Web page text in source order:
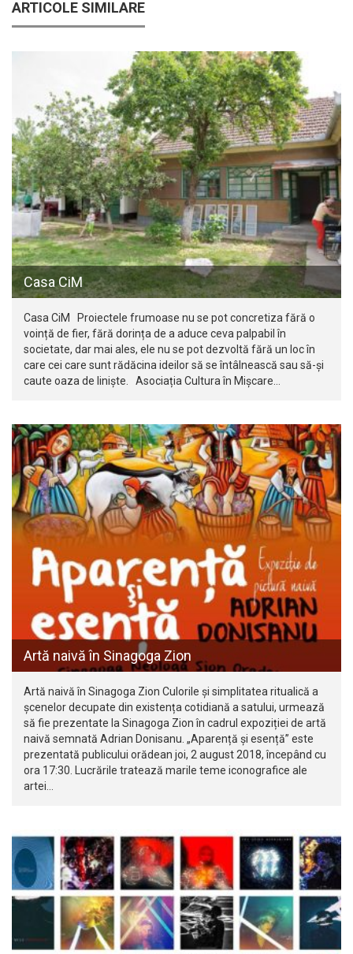
ARTICOLE SIMILARE
Casa CiM
Casa CiM Proiectele frumoase nu se pot concretiza fără o
voință de fier, fără dorința de a aduce ceva palpabil în
societate, dar mai ales, ele nu se pot dezvoltă fără un loc în
care cei care sunt rădăcina ideilor să se întâlnească sau să-şi
caute oaza de linişte. Asociația Cultura în Mişcare…
Artă naivă în Sinagoga Zion
Artă naivă în Sinagoga Zion Culorile și simplitatea ritualică a
șcenelor decupate din existența cotidiană a satului, urmează
să fie prezentate la Sinagoga Zion în cadrul expoziției de artă
naivă semnată Adrian Donisanu. „Aparență și esență” este
prezentată publicului orădean joi, 2 august 2018, începând cu
ora 17:30. Lucrările tratează marile teme iconografice ale
artei…